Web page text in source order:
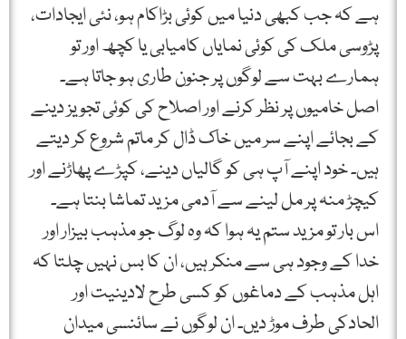
ہے کہ جب کبھی دنیا میں کوئی بڑاکام ہو، نئی ایجادات،
پڑوسی ملک کی کوئی نمایاں کامیابی یا کچھ اور تو
ہمارے بہت سے لوگوں پر جنون طاری ہو جاتا ہے۔
اصل خامیوں پر نظر کرنے اور اصلاح کی کوئی تجویز دینے
کے بجائے اپنے سر میں خاک ڈال کر ماتم شروع کر دیتے
ہیں۔ خود اپنے آپ ہی کو گالیاں دینے، کپڑے پھاڑنے اور
کیچڑ منہ پر مل لینے سے آدمی مزید تماشا بنتا ہے۔
اس بار تو مزید ستم یہ ہوا کہ وہ لوگ جو مذہب بیزار اور
خدا کے وجود ہی سے منکر ہیں، ان کا بس نہیں چلتا کہ
اہل مذہب کے دماغوں کو کسی طرح لادینیت اور
الحادکی طرف موڑ دیں۔ ان لوگوں نے سائنسی میدان